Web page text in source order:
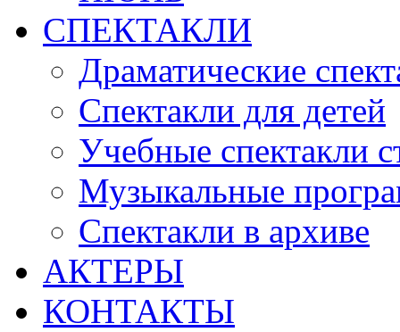
СПЕКТАКЛИ
Драматические
Спектакли для детей
Учебные спектакли
Музыкальные
Спектакли в архиве
АКТЕРЫ
КОНТАКТЫ